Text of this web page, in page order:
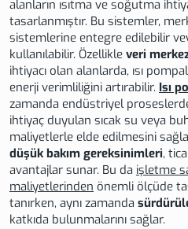
alanların ısıtma ve soğutma
tasarlanmıştır. Bu sistemler,
sistemlerine entegre edilebilir
kullanılabilir. Özellikle veri
ihtiyacı olan alanlarda, ısı
enerji verimliliğini artırabilir. Isı
zamanda endüstriyel
ihtiyaç duyulan sıcak su veya
maliyetlerle elde edilmesini
düşük bakım gereksinimleri,
avantajlar sunar. Bu da işletme
maliyetlerinden önemli ölçüde
tanırken, aynı zamanda
katkıda bulunmalarını sağlar.